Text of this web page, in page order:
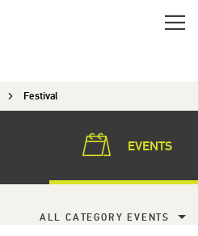
Festival
EVENTS
ALL CATEGORY EVENTS